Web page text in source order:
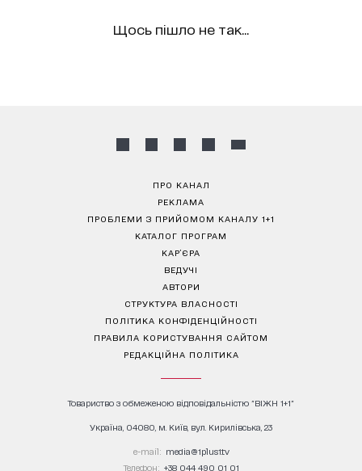
Щось пішло не так...
ПРО КАНАЛ
РЕКЛАМА
ПРОБЛЕМИ З ПРИЙОМОМ КАНАЛУ 1+1
КАТАЛОГ ПРОГРАМ
КАР’ЄРА
ВЕДУЧІ
АВТОРИ
СТРУКТУРА ВЛАСНОСТІ
ПОЛІТИКА КОНФІДЕНЦІЙНОСТІ
ПРАВИЛА КОРИСТУВАННЯ САЙТОМ
РЕДАКЦІЙНА ПОЛІТИКА
Товариство з обмеженою відповідальністю "ВІЖН 1+1"
Україна, 04080, м. Київ, вул. Кирилівська, 23
е-mail: media@1plus1.tv
Телефон: +38 044 490 01 01